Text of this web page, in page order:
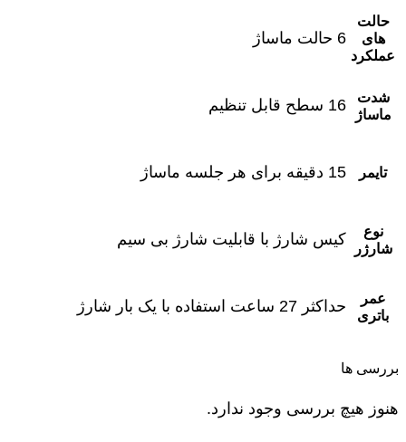
حالت
های
عملکرد
6 حالت ماساژ
شدت
ماساژ
16 سطح قابل تنظیم
تایمر 15 دقیقه برای هر جلسه ماساژ
نوع
شارژر
کیس شارژ با قابلیت شارژ بی ‌سیم
عمر
باتری
حداکثر 27 ساعت استفاده با یک بار شارژ
بررسی ها
هنوز هیچ بررسی وجود ندارد.